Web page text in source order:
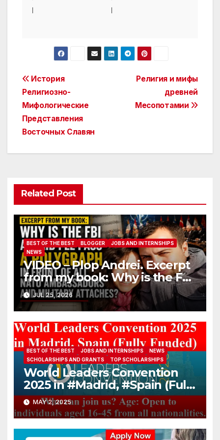
Post
navigation
Религия и мифы
древней
Месопотамии
История
Религиозно-
Мифологические
Представления
Восточных Славян
Related Post
BEST OF THE BEST BLOGGER
JOBS AND INTERNSHIPS
NEWS
VIDEO – Plop Andrei. Excerpt
from my book: Why is the FBI
afraid I’ll pass a polygraph in
front of all NATO
ambassadors and military
attaches?
JUL 25, 2026
BEST OF THE BEST JOBS AND INTERNSHIPS
NEWS
SCHOLARSHIPS AND GRANTS
TOP SCHOLARSHIPS
World Leaders Convention
2025 in #Madrid, #Spain (Fully
Funded)
MAY 2, 2025